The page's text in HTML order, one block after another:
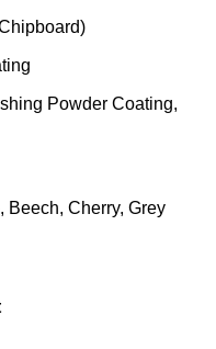
Powder Coating,
Beech, Cherry, Grey